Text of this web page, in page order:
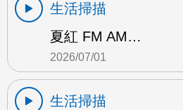
生活掃描
夏紅 FM AM…
2026/07/01
生活掃描